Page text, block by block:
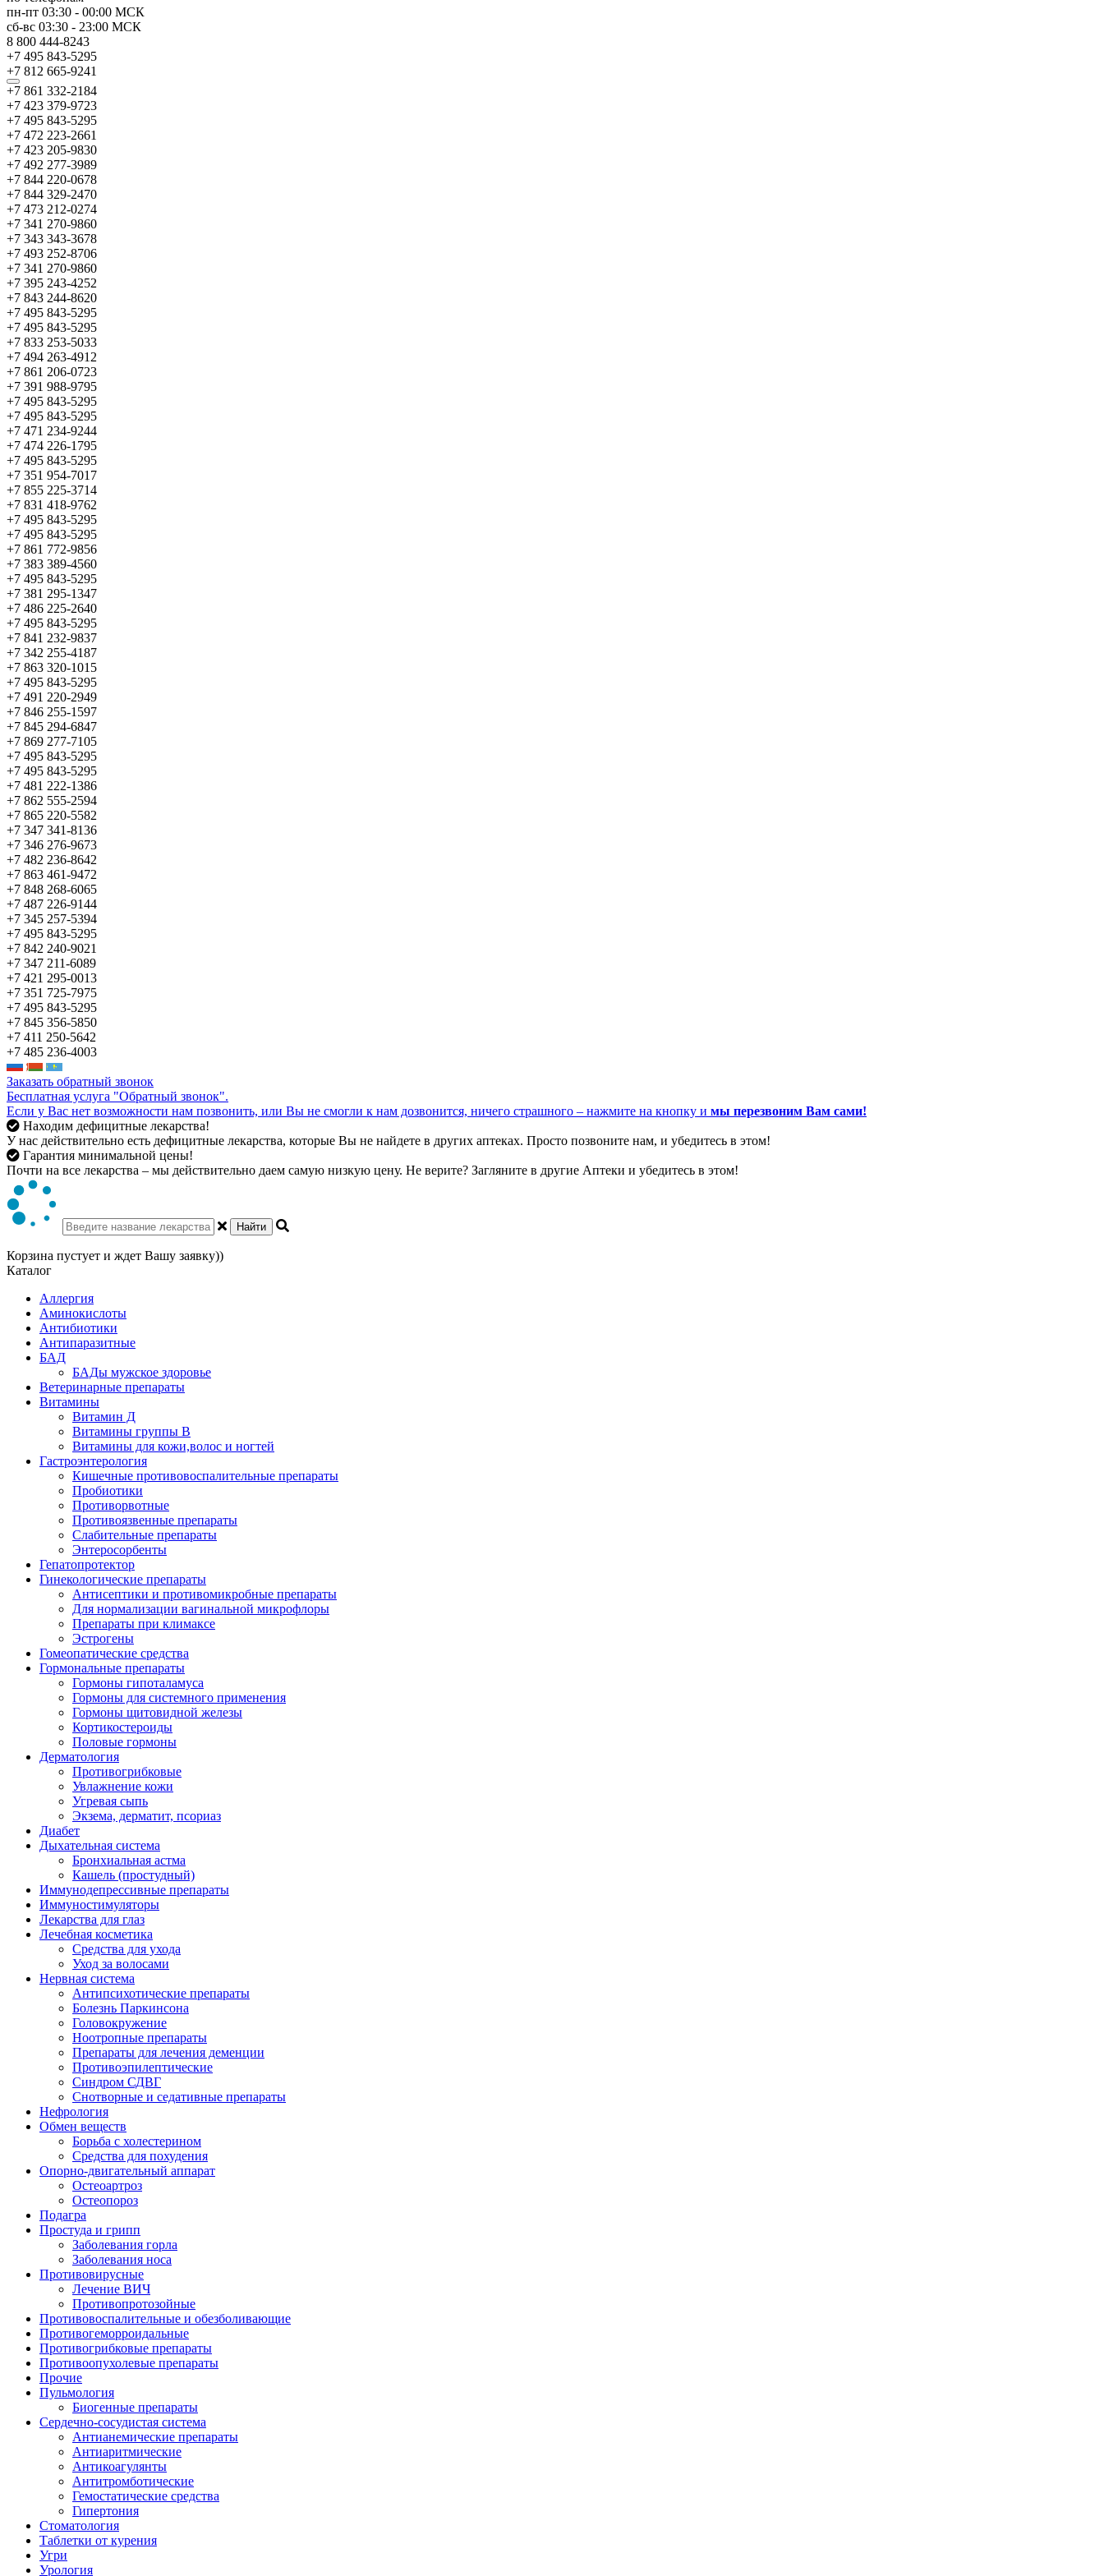
пн-пт 03:30 - 00:00 МСК
сб-вс 03:30 - 23:00 МСК
8 800 444-8243
+7 495 843-5295
+7 812 665-9241
+7 861 332-2184
+7 423 379-9723
+7 495 843-5295
+7 472 223-2661
+7 423 205-9830
+7 492 277-3989
+7 844 220-0678
+7 844 329-2470
+7 473 212-0274
+7 341 270-9860
+7 343 343-3678
+7 493 252-8706
+7 341 270-9860
+7 395 243-4252
+7 843 244-8620
+7 495 843-5295
+7 495 843-5295
+7 833 253-5033
+7 494 263-4912
+7 861 206-0723
+7 391 988-9795
+7 495 843-5295
+7 495 843-5295
+7 471 234-9244
+7 474 226-1795
+7 495 843-5295
+7 351 954-7017
+7 855 225-3714
+7 831 418-9762
+7 495 843-5295
+7 495 843-5295
+7 861 772-9856
+7 383 389-4560
+7 495 843-5295
+7 381 295-1347
+7 486 225-2640
+7 495 843-5295
+7 841 232-9837
+7 342 255-4187
+7 863 320-1015
+7 495 843-5295
+7 491 220-2949
+7 846 255-1597
+7 845 294-6847
+7 869 277-7105
+7 495 843-5295
+7 495 843-5295
+7 481 222-1386
+7 862 555-2594
+7 865 220-5582
+7 347 341-8136
+7 346 276-9673
+7 482 236-8642
+7 863 461-9472
+7 848 268-6065
+7 487 226-9144
+7 345 257-5394
+7 495 843-5295
+7 842 240-9021
+7 347 211-6089
+7 421 295-0013
+7 351 725-7975
+7 495 843-5295
+7 845 356-5850
+7 411 250-5642
+7 485 236-4003
Заказать обратный звонок
Бесплатная услуга "Обратный звонок".
Если у Вас нет возможности нам позвонить, или Вы не смогли к нам дозвонится, ничего страшного – нажмите на кнопку и мы перезвоним Вам сами!
Находим дефицитные лекарства!
У нас действительно есть дефицитные лекарства, которые Вы не найдете в других аптеках. Просто позвоните нам, и убедитесь в этом!
Гарантия минимальной цены!
Почти на все лекарства – мы действительно даем самую низкую цену. Не верите? Загляните в другие Аптеки и убедитесь в этом!
Найти
Корзина пустует и ждет Вашу заявку))
Каталог
Аллергия
Аминокислоты
Антибиотики
Антипаразитные
БАД
БАДы мужское здоровье
Ветеринарные препараты
Витамины
Витамин Д
Витамины группы В
Витамины для кожи,волос и ногтей
Гастроэнтерология
Кишечные противовоспалительные препараты
Пробиотики
Противорвотные
Противоязвенные препараты
Слабительные препараты
Энтеросорбенты
Гепатопротектор
Гинекологические препараты
Антисептики и противомикробные препараты
Для нормализации вагинальной микрофлоры
Препараты при климаксе
Эстрогены
Гомеопатические средства
Гормональные препараты
Гормоны гипоталамуса
Гормоны для системного применения
Гормоны щитовидной железы
Кортикостероиды
Половые гормоны
Дерматология
Противогрибковые
Увлажнение кожи
Угревая сыпь
Экзема, дерматит, псориаз
Диабет
Дыхательная система
Бронхиальная астма
Кашель (простудный)
Иммунодепрессивные препараты
Иммуностимуляторы
Лекарства для глаз
Лечебная косметика
Средства для ухода
Уход за волосами
Нервная система
Антипсихотические препараты
Болезнь Паркинсона
Головокружение
Ноотропные препараты
Препараты для лечения деменции
Противоэпилептические
Синдром СДВГ
Снотворные и седативные препараты
Нефрология
Обмен веществ
Борьба с холестерином
Средства для похудения
Опорно-двигательный аппарат
Остеоартроз
Остеопороз
Подагра
Простуда и грипп
Заболевания горла
Заболевания носа
Противовирусные
Лечение ВИЧ
Противопротозойные
Противовоспалительные и обезболивающие
Противогеморроидальные
Противогрибковые препараты
Противоопухолевые препараты
Прочие
Пульмология
Биогенные препараты
Сердечно-сосудистая система
Антианемические препараты
Антиаритмические
Антикоагулянты
Антитромботические
Гемостатические средства
Гипертония
Стоматология
Таблетки от курения
Угри
Урология